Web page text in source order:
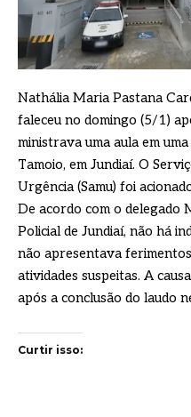
Nathália Maria Pastana
faleceu no domingo (5/1)
ministrava uma aula em
Tamoio, em Jundiaí. O
Urgência (Samu) foi
De acordo com o delegado
Policial de Jundiaí, não há
não apresentava
atividades suspeitas. A
após a conclusão do laudo
Curtir isso: